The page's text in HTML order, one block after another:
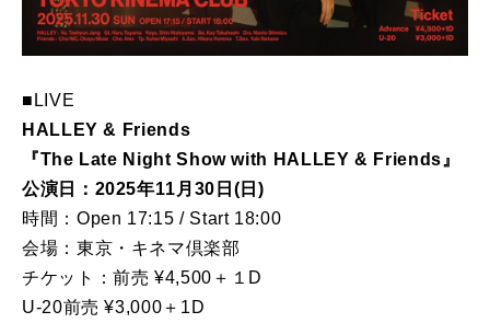
■LIVE
HALLEY & Friends
『The Late Night Show with HALLEY & Friends』
公演日：2025年11月30日(日)
時間：Open 17:15 / Start 18:00
会場：東京・キネマ倶楽部
チケット：前売 ¥4,500＋１D
U-20前売 ¥3,000＋1D